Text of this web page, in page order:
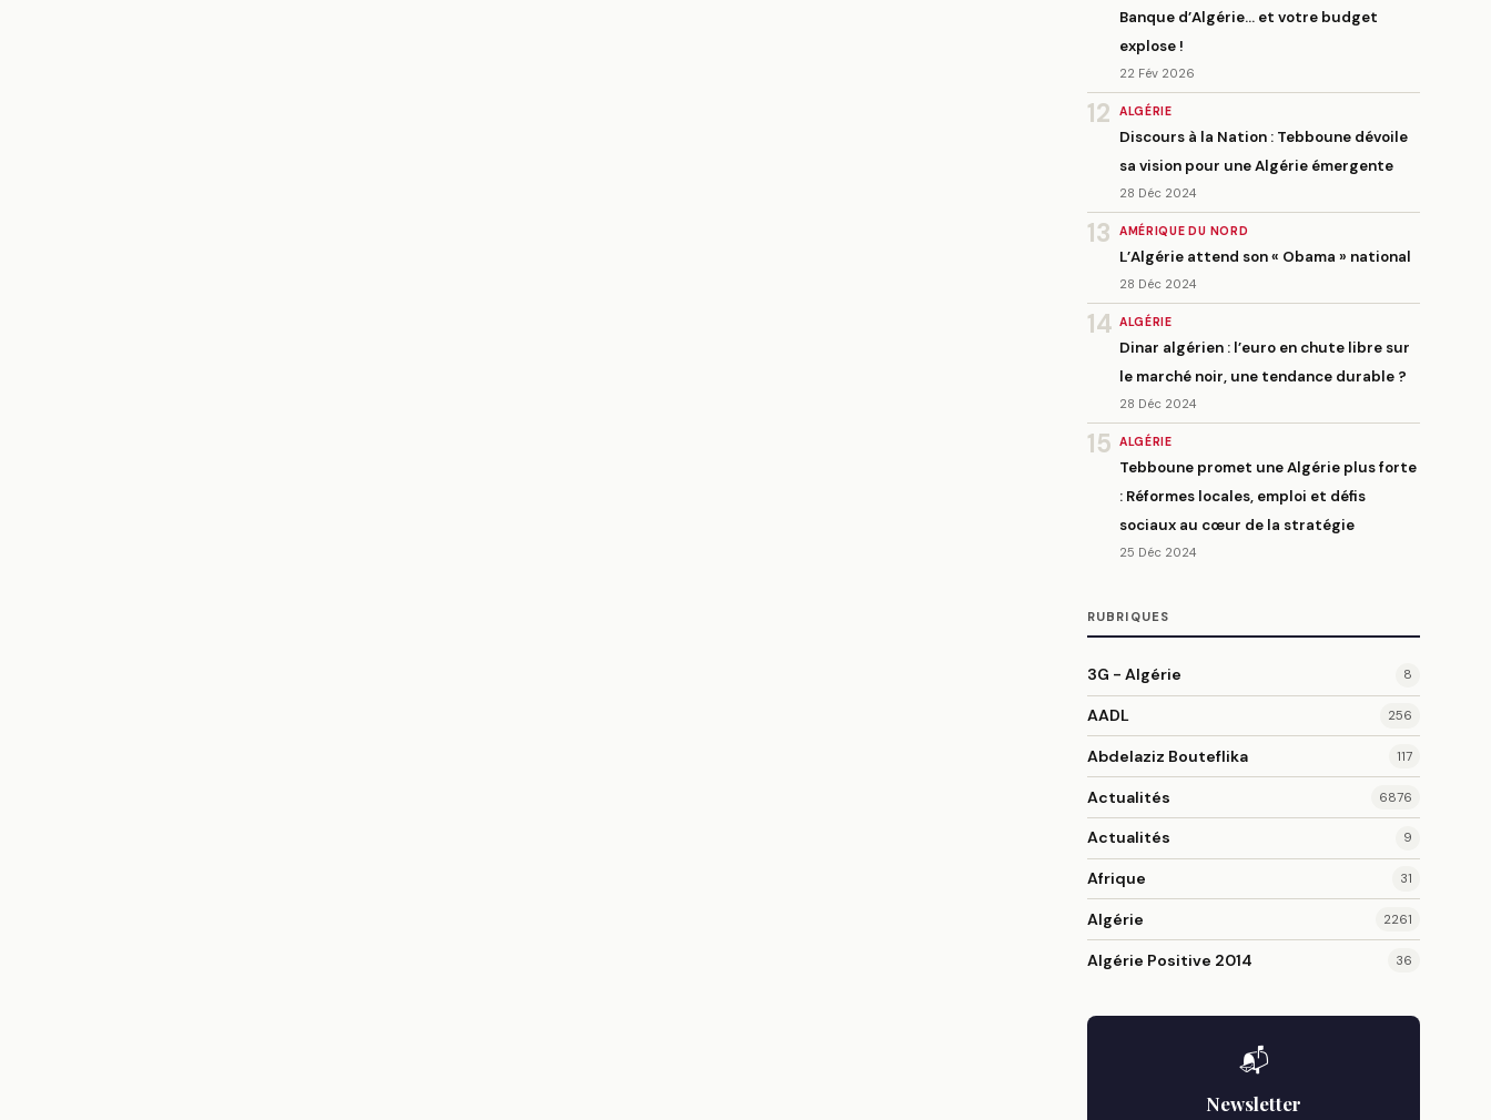
Banque d’Algérie… et votre budget
explose !
22 Fév 2026
12 ALGÉRIE
Discours à la Nation : Tebboune dévoile
sa vision pour une Algérie émergente
28 Déc 2024
13 AMÉRIQUE DU NORD
L’Algérie attend son « Obama » national
28 Déc 2024
14 ALGÉRIE
Dinar algérien : l’euro en chute libre sur
le marché noir, une tendance durable ?
28 Déc 2024
15 ALGÉRIE
Tebboune promet une Algérie plus forte
: Réformes locales, emploi et défis
sociaux au cœur de la stratégie
25 Déc 2024
RUBRIQUES
3G - Algérie 8
AADL 256
Abdelaziz Bouteflika 117
Actualités 6876
Actualités 9
Afrique 31
Algérie 2261
Algérie Positive 2014 36
📬
Newsletter